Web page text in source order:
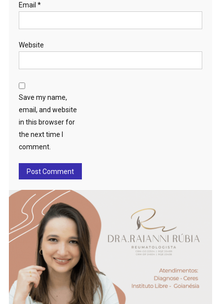
Email *
Website
Save my name,
email, and website
in this browser for
the next time I
comment.